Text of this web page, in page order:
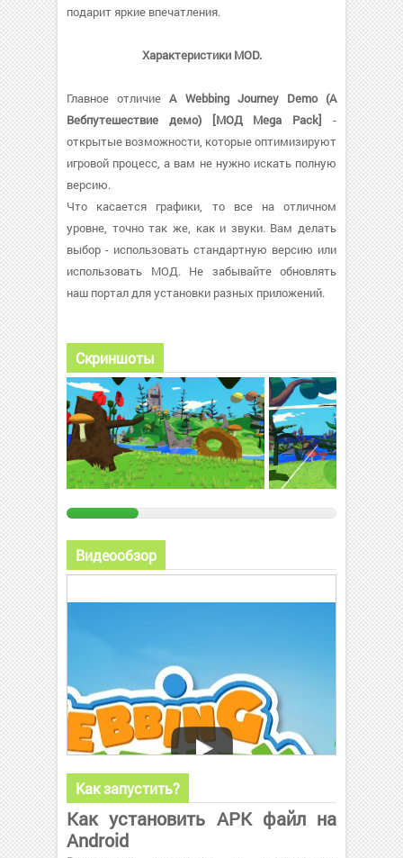
подарит яркие впечатления.
Характеристики MOD.
Главное отличиеA Webbing Journey Demo (А
Вебпутешествие демо) [МОД Mega Pack] -
открытые возможности, которые оптимизируют
игровой процесс, а вам не нужно искать полную
версию.
Что касается графики, то все на отличном
уровне, точно так же, как и звуки. Вам делать
выбор - использовать стандартную версию или
использовать МОД. Не забывайте обновлять
наш портал для установки разных приложений.
Скриншоты
Видеообзор
Как запустить?
Как установить APK файл на
Android